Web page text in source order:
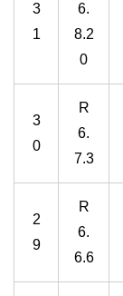
3
1
6.
8.2
0
3
0
R
6.
7.3
2
9
R
6.
6.6